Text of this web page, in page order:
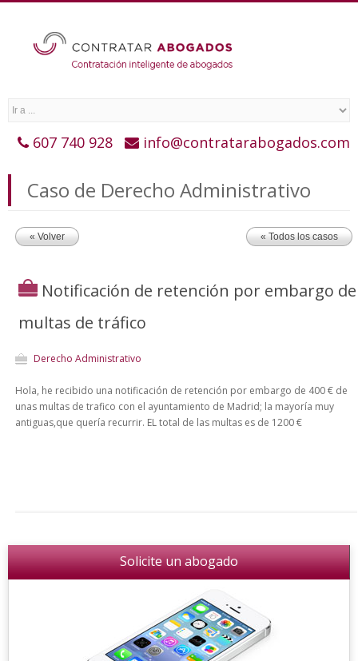
607 740 928 info@contratarabogados.com
Caso de Derecho Administrativo
« Volver « Todos los casos
Notificación de retención por embargo de
multas de tráfico
Derecho Administrativo
Hola, he recibido una notificación de retención por embargo de 400 € de
unas multas de trafico con el ayuntamiento de Madrid; la mayoría muy
antiguas,que quería recurrir. EL total de las multas es de 1200 €
Solicite un abogado